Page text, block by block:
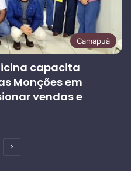
Camapuã
capacita
Monções em
vendas e
Próxima